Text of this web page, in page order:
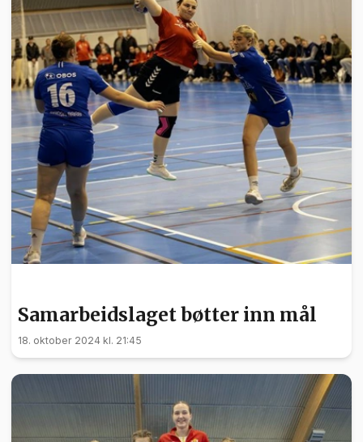
Samarbeidslaget bøtter inn mål
18. oktober 2024 kl. 21:45